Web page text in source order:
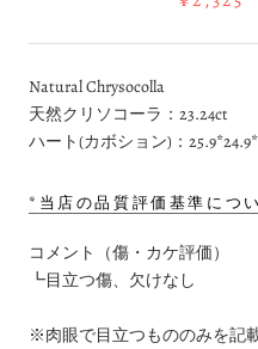
Natural Chrysocolla
天然クリソコーラ：23.24ct
ハート(カボション)：
* 当店の品質評価基準につ
コメント（傷・カケ評価）
┗目立つ傷、欠けなし
※肉眼で目立つもののみを記